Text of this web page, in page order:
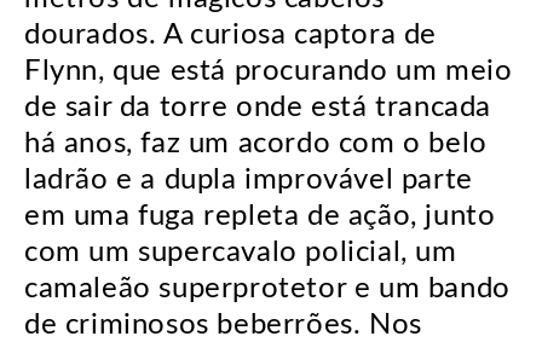
dourados. A curiosa captora de
Flynn, que está procurando um meio
de sair da torre onde está trancada
há anos, faz um acordo com o belo
ladrão e a dupla improvável parte
em uma fuga repleta de ação, junto
com um supercavalo policial, um
camaleão superprotetor e um bando
de criminosos beberrões. Nos